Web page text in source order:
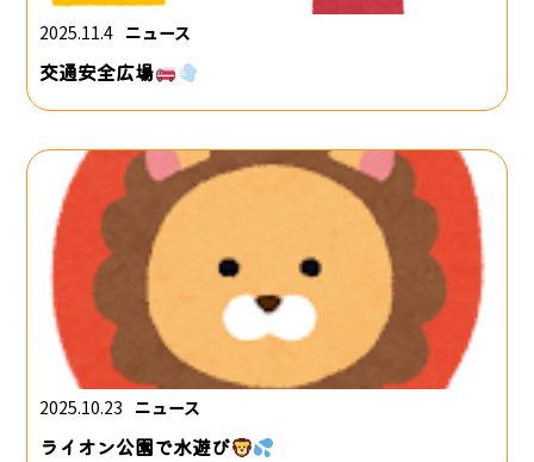
2025.11.4 ニュース
交通安全広場
2025.10.23 ニュース
ライオン公園で水遊び